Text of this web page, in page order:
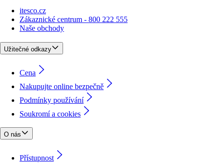
itesco.cz
Zákaznické centrum - 800 222 555
Naše obchody
Užitečné odkazy
Cena
Nakupujte online bezpečně
Podmínky používání
Soukromí a cookies
O nás
Přístupnost